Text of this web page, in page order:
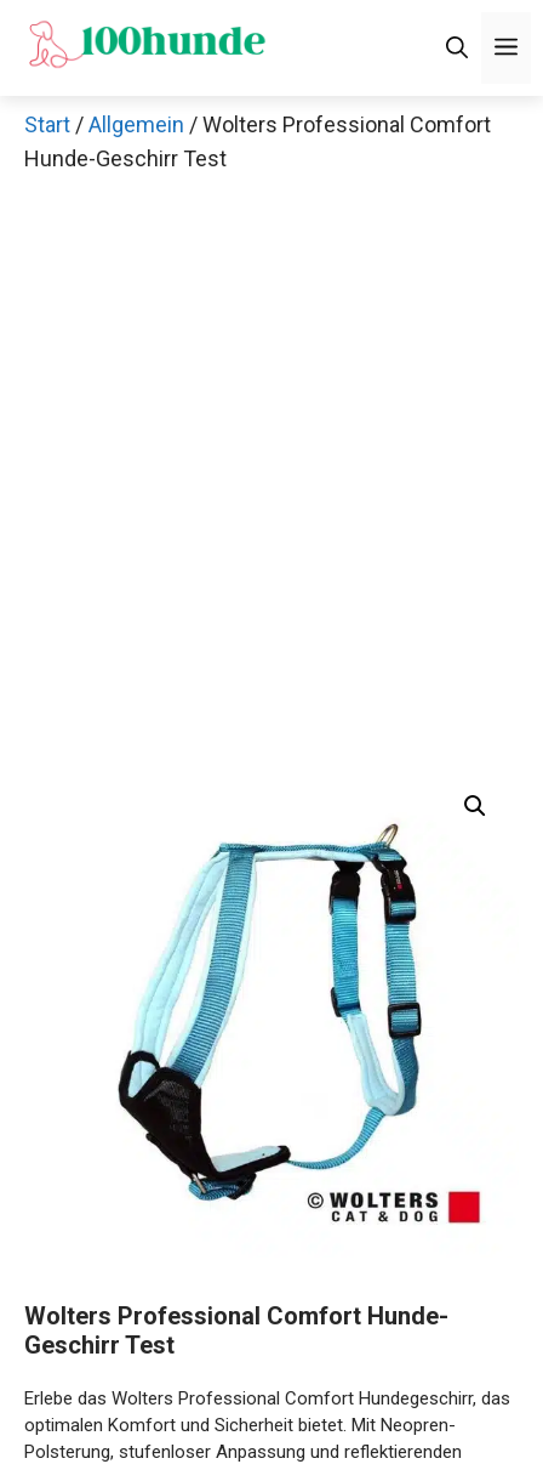
Zum
Inhalt
Start /Allgemein / Wolters Professional Comfort
Hunde-Geschirr Test
Wolters Professional Comfort Hunde-
Geschirr Test
Erlebe das Wolters Professional Comfort Hundegeschirr, das
optimalen Komfort und Sicherheit bietet. Mit Neopren-
Polsterung, stufenloser Anpassung und reflektierenden